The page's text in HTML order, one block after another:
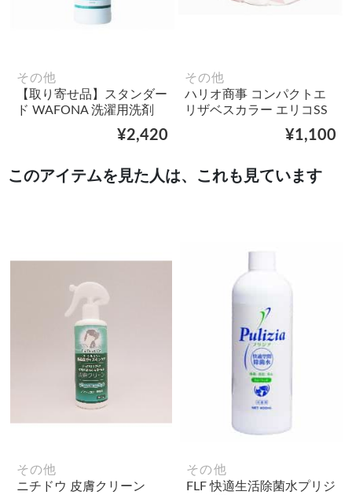
その他
【取り寄せ品】スタンダー
ド WAFONA 洗濯用洗剤
¥2,420
その他
ハリオ商事 コンパクトエ
リザベスカラー エリコSS
¥1,100
このアイテムを見た人は、これも見ています
その他
ニチドウ 皮膚クリーン
その他
FLF 快適生活除菌水プリジ